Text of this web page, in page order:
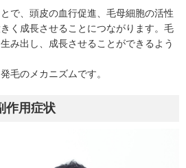
で、頭皮の血行促進、毛母細胞の活性
く成長させることにつながります。毛
み出し、成長させることができるよう
毛のメカニズムです。
作用症状